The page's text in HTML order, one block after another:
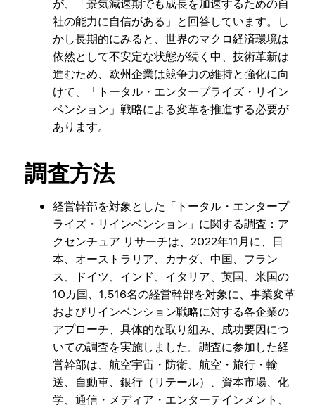
が、「景気減速期でも成長を加速するための自
社の能力に自信がある」と回答しています。し
かし長期的にみると、世界のマクロ経済環境は
依然として不安定な状態が続く中、技術革新は
進むため、欧州企業は競争力の維持と強化に向
けて、「トータル・エンタープライズ・リイン
ベンション」戦略による変革を推進する必要が
あります。
調査方法
経営幹部を対象とした「トータル・エンタープ
ライズ・リインベンション」に関する調査：ア
クセンチュア リサーチは、2022年11月に、日
本、オーストラリア、カナダ、中国、フラン
ス、ドイツ、インド、イタリア、英国、米国の
10カ国、1,516名の経営幹部を対象に、事業変革
およびリインベンション戦略に対する各企業の
アプローチ、具体的な取り組み、成功要因につ
いての調査を実施しました。調査に参加した経
営幹部は、航空宇宙・防衛、航空・旅行・輸
送、自動車、銀行（リテール）、資本市場、化
学、通信・メディア・エンターテインメント、